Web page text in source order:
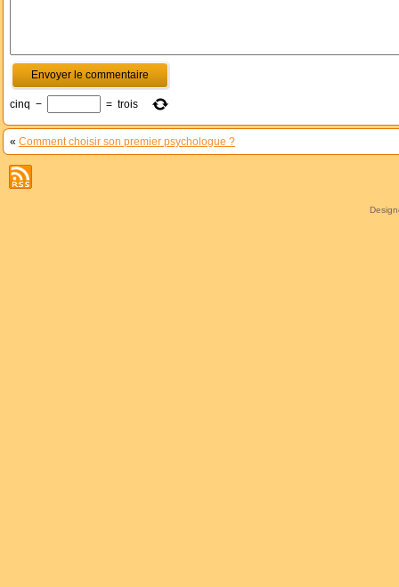
cinq − = trois
« Comment choisir son premier psychologue ?